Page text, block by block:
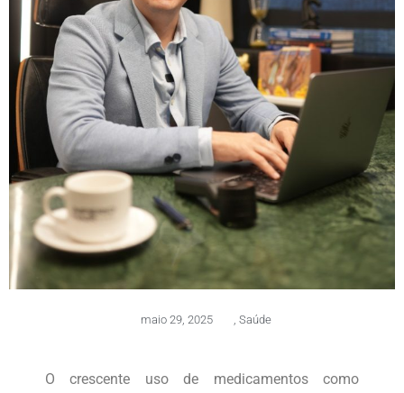
maio 29, 2025 , Saúde
O crescente uso de medicamentos como